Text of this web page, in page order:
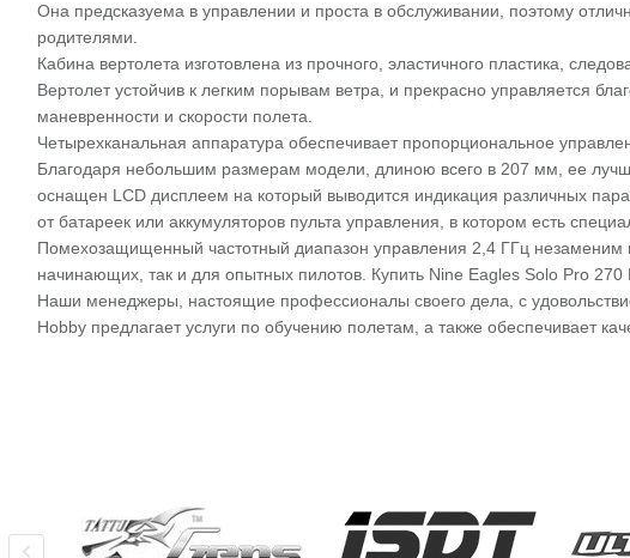
Она предсказуема в управлении и проста в обслуживании, поэтому
родителями.
Кабина вертолета изготовлена из прочного, эластичного пластика,
Вертолет устойчив к легким порывам ветра, и прекрасно управляется
маневренности и скорости полета.
Четырехканальная аппаратура обеспечивает пропорциональное
Благодаря небольшим размерам модели, длиною всего в 207 мм, ее
оснащен LCD дисплеем на который выводится индикация различных
от батареек или аккумуляторов пульта управления, в котором есть
Помехозащищенный частотный диапазон управления 2,4 ГГц незаменим
начинающих, так и для опытных пилотов. Купить Nine Eagles Solo Pro
Наши менеджеры, настоящие профессионалы своего дела, с
Hobby предлагает услуги по обучению полетам, а также обеспечивает